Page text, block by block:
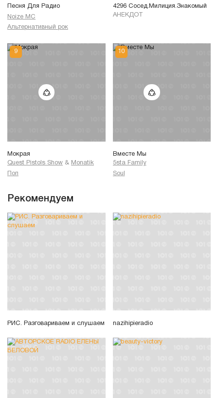
Песня Для Радио
Noize MC
Альтернативный рок
4296 Сосед.Милиция.Знакомый
АНЕКДОТ
Мокрая
Quest Pistols Show & Monatik
Поп
Вместе Мы
5sta Family
Soul
Рекомендуем
РИС. Разговариваем и слушаем nazihipieradio